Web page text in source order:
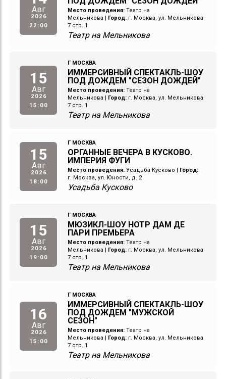
Авг
2026
22:00
Место проведения: Театр на
Мельникова
Город: г. Москва, ул. Мельникова
7 стр. 1
Театр на Мельникова
15
Авг
2026
15:00
Г МОСКВА
ИММЕРСИВНЫЙ СПЕКТАКЛЬ-ШОУ
ПОД ДОЖДЕМ "СЕЗОН ДОЖДЕЙ"
Место проведения: Театр на
Мельникова
Город: г. Москва, ул. Мельникова
7 стр. 1
Театр на Мельникова
15
Авг
2026
18:00
Г МОСКВА
ОРГАННЫЕ ВЕЧЕРА В КУСКОВО.
ИМПЕРИЯ ФУГИ
Место проведения: Усадьба Кусково
Город:
г. Москва, ул. Юности, д. 2
Усадьба Кусково
15
Авг
2026
19:00
Г МОСКВА
МЮЗИКЛ-ШОУ НОТР ДАМ ДЕ
ПАРИ ПРЕМЬЕРА
Место проведения: Театр на
Мельникова
Город: г. Москва, ул. Мельникова
7 стр. 1
Театр на Мельникова
16
Авг
2026
15:00
Г МОСКВА
ИММЕРСИВНЫЙ СПЕКТАКЛЬ-ШОУ
ПОД ДОЖДЕМ "МУЖСКОЙ
СЕЗОН"
Место проведения: Театр на
Мельникова
Город: г. Москва, ул. Мельникова
7 стр. 1
Театр на Мельникова